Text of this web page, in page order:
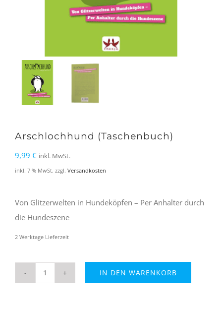
Arschlochhund (Taschenbuch)
9,99 € inkl. MwSt.
inkl. 7 % MwSt. zzgl. Versandkosten
Von Glitzerwelten in Hundeköpfen – Per Anhalter durch
die Hundeszene
2 Werktage Lieferzeit
IN DEN WARENKORB